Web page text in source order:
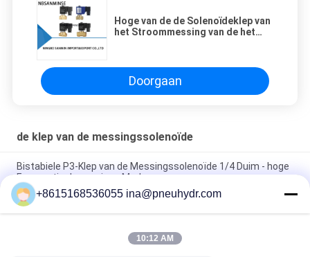
Hoge van de de Solenoïdeklep van
het Stroommessing van de het
Doorgaan
de klep van de messingssolenoïde
Bistabiele P3-Klep van de Messingssolenoïde 1/4 Duim - hoge
Frequentienbsanminse Merk
Z4 de Kleppen van de Roestvrij staalsolenoïde voor Klep van de
Water de Rechtstreekse Solenoïde
Z6 Anti opent de Explosie Gesmede Klep van de
+8615168536055 ina@pneuhydr.com
10:12 AM